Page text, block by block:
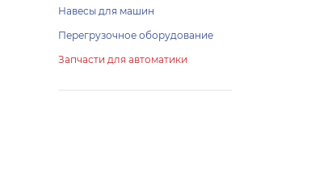
Навесы для машин
Перегрузочное оборудование
Запчасти для автоматики